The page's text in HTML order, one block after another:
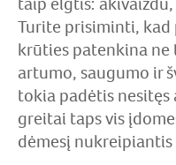
Turite prisiminti, kad
krūties patenkina
artumo, saugumo ir
tokia padėtis
greitai taps vis
dėmesį